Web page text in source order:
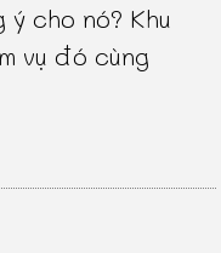
cho nó? Khu
vụ đó cùng